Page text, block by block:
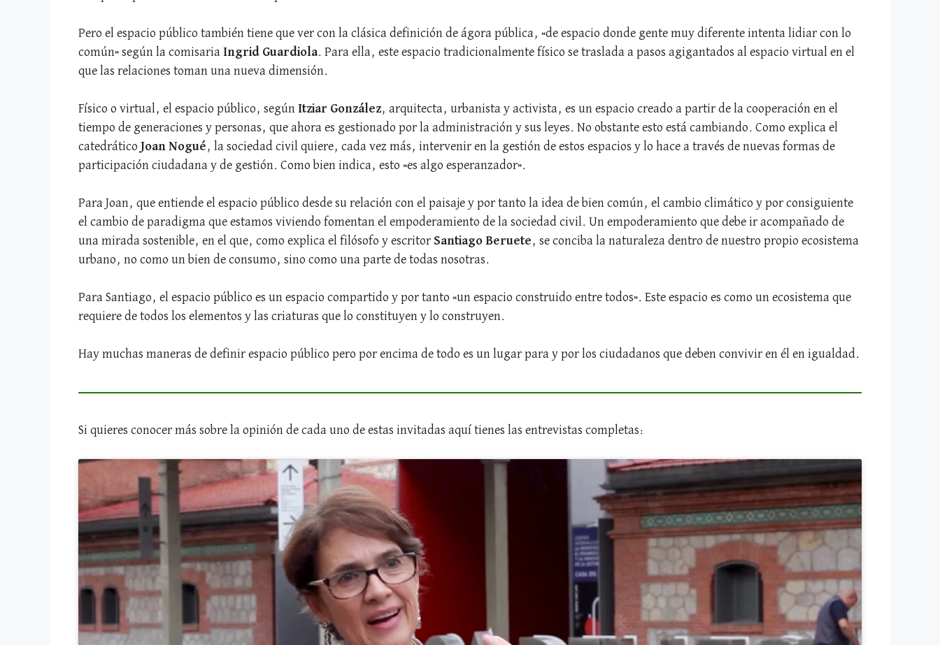
Pero el espacio público también tiene que ver con la clásica definición de ágora pública, «de espacio donde gente muy diferente intenta lidiar con lo
común» según la comisaria Ingrid Guardiola. Para ella, este espacio tradicionalmente físico se traslada a pasos agigantados al espacio virtual en el
que las relaciones toman una nueva dimensión.
Físico o virtual, el espacio público, según Itziar González, arquitecta, urbanista y activista, es un espacio creado a partir de la cooperación en el
tiempo de generaciones y personas, que ahora es gestionado por la administración y sus leyes. No obstante esto está cambiando. Como explica el
catedrático Joan Nogué , la sociedad civil quiere, cada vez más, intervenir en la gestión de estos espacios y lo hace a través de nuevas formas de
participación ciudadana y de gestión. Como bien indica, esto «es algo esperanzador».
Para Joan, que entiende el espacio público desde su relación con el paisaje y por tanto la idea de bien común, el cambio climático y por consiguiente
el cambio de paradigma que estamos viviendo fomentan el empoderamiento de la sociedad civil. Un empoderamiento que debe ir acompañado de
una mirada sostenible, en el que, como explica el filósofo y escritor Santiago Beruete , se conciba la naturaleza dentro de nuestro propio ecosistema
urbano, no como un bien de consumo, sino como una parte de todas nosotras.
Para Santiago, el espacio público es un espacio compartido y por tanto «un espacio construido entre todos». Este espacio es como un ecosistema que
requiere de todos los elementos y las criaturas que lo constituyen y lo construyen.
Hay muchas maneras de definir espacio público pero por encima de todo es un lugar para y por los ciudadanos que deben convivir en él en igualdad.
Si quieres conocer más sobre la opinión de cada uno de estas invitadas aquí tienes las entrevistas completas: